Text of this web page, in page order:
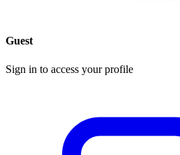
Guest
Sign in to access your profile